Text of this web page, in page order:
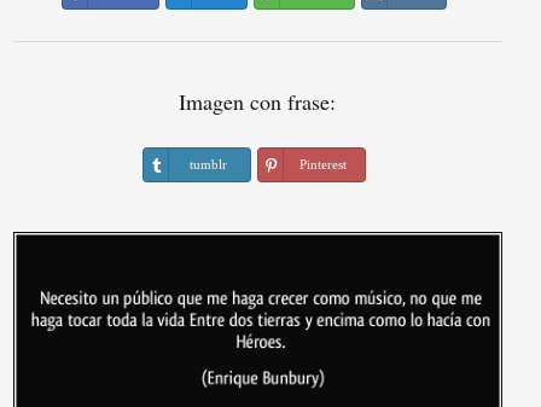
Imagen con frase:
tumblr Pinterest